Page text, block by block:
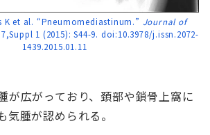
K et al. “Pneumomediastinum.” Journal of
1 (2015): S44-9. doi:10.3978/j.issn.2072-
1439.2015.01.11
が広がっており、頚部や鎖骨上窩に
気腫が認められる。